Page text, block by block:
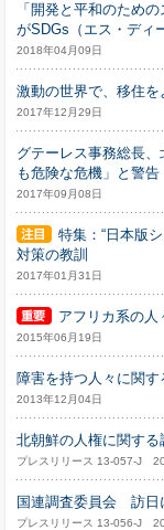
「開発と平和のため
がSDGs（エス・ディ
2018年04月09日
激動の世界で、移住
2017年12月29日
グテーレス事務総長
も危険な危機」と警告
2017年09月08日
特集：“日本版
対策の教訓
2017年01月31日
アフリカ系の人
2015年06月19日
障害を持つ人々に関す
2013年12月04日
北朝鮮の人権に関す
プレスリリース 13-057-J
国連調査委員会 訪日
プレスリリース 13-056-J